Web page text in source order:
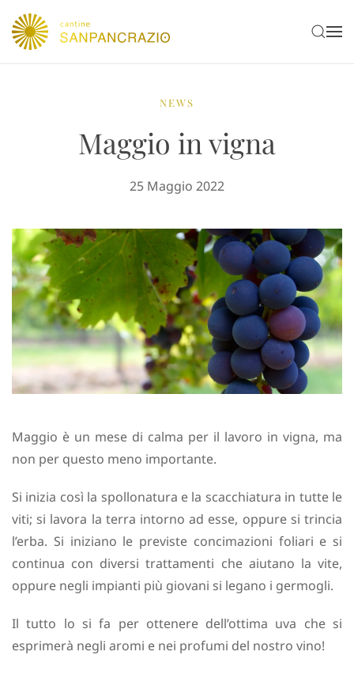
NEWS
Maggio in vigna
25 Maggio 2022
Maggio è un mese di calma per il lavoro in vigna, ma
non per questo meno importante.
Si inizia così la spollonatura e la scacchiatura in tutte le
viti; si lavora la terra intorno ad esse, oppure si trincia
l’erba. Si iniziano le previste concimazioni foliari e si
continua con diversi trattamenti che aiutano la vite,
oppure negli impianti più giovani si legano i germogli.
Il tutto lo si fa per ottenere dell’ottima uva che si
esprimerà negli aromi e nei profumi del nostro vino!